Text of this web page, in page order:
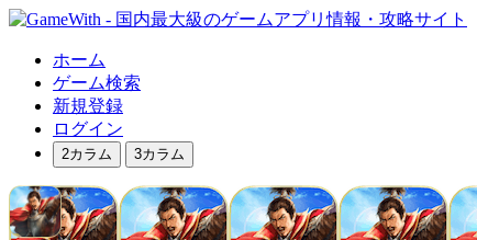
ホーム
ゲーム検索
新規登録
ログイン
2カラム 3カラム